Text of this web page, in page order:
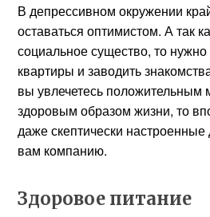
В депрессивном окружении
оставаться оптимистом. А так
социальное существо, то
квартиры и заводить
вы увлечетесь положительным
здоровым образом жизни, то
даже скептически
вам компанию.
Здоровое питание